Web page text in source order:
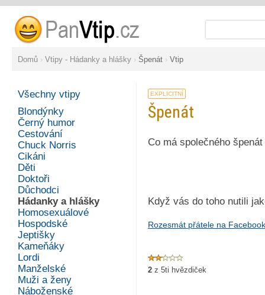
Domů › Vtipy - Hádanky a hlášky › Špenát › Vtip
Všechny vtipy
Blondýnky
Černý humor
Cestování
Chuck Norris
Cikáni
Děti
Doktoři
Důchodci
Hádanky a hlášky
Homosexuálové
Hospodské
Jeptišky
Kameňáky
Lordi
Manželské
Muži a ženy
Náboženské
EXPLICITNÍ
Špenát
Co má společného
Když vás do toho nutili
Rozesmát přátele na
2 z 5ti hvězdiček